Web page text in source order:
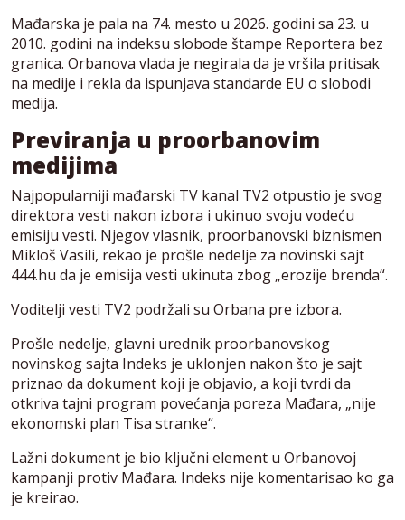
Mađarska je pala na 74. mesto u 2026. godini sa 23. u
2010. godini na indeksu slobode štampe Reportera bez
granica. Orbanova vlada je negirala da je vršila pritisak
na medije i rekla da ispunjava standarde EU o slobodi
medija.
Previranja u proorbanovim
medijima
Najpopularniji mađarski TV kanal TV2 otpustio je svog
direktora vesti nakon izbora i ukinuo svoju vodeću
emisiju vesti. Njegov vlasnik, proorbanovski biznismen
Mikloš Vasili, rekao je prošle nedelje za novinski sajt
444.hu da je emisija vesti ukinuta zbog „erozije brenda“.
Voditelji vesti TV2 podržali su Orbana pre izbora.
Prošle nedelje, glavni urednik proorbanovskog
novinskog sajta Indeks je uklonjen nakon što je sajt
priznao da dokument koji je objavio, a koji tvrdi da
otkriva tajni program povećanja poreza Mađara, „nije
ekonomski plan Tisa stranke“.
Lažni dokument je bio ključni element u Orbanovoj
kampanji protiv Mađara. Indeks nije komentarisao ko ga
je kreirao.